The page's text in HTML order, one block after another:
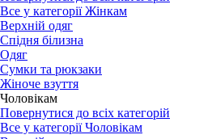
Все у категорії Жінкам
Верхній одяг
Спідня білизна
Одяг
Сумки та рюкзаки
Жіноче взуття
Чоловікам
Повернутися до всіх категорій
Все у категорії Чоловікам